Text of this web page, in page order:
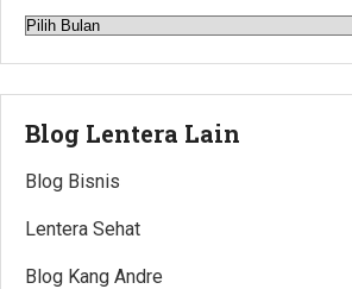
Arsip
Blog Lentera Lain
Blog Bisnis
Lentera Sehat
Blog Kang Andre